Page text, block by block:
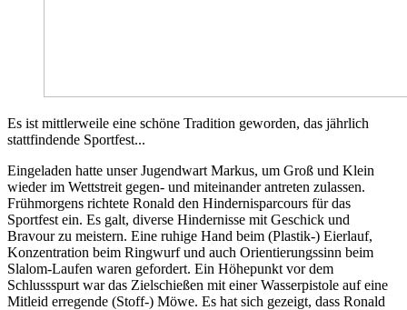
Es ist mittlerweile eine schöne Tradition geworden, das jährlich
stattfindende Sportfest...
Eingeladen hatte unser Jugendwart Markus, um Groß und Klein
wieder im Wettstreit gegen- und miteinander antreten zulassen.
Frühmorgens richtete Ronald den Hindernisparcours für das
Sportfest ein. Es galt, diverse Hindernisse mit Geschick und
Bravour zu meistern. Eine ruhige Hand beim (Plastik-) Eierlauf,
Konzentration beim Ringwurf und auch Orientierungssinn beim
Slalom-Laufen waren gefordert. Ein Höhepunkt vor dem
Schlussspurt war das Zielschießen mit einer Wasserpistole auf eine
Mitleid erregende (Stoff-) Möwe. Es hat sich gezeigt, dass Ronald